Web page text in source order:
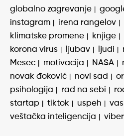
globalno zagrevanje
instagram
irena rangelov
klimatske promene
knjige
korona virus
ljubav ljudi
Mesec
motivacija NASA
novak đoković
novi sad
psihologija
rad na sebi
startap
tiktok uspeh
veštačka inteligencija
viber